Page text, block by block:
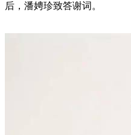
后，潘娉珍致答谢词。